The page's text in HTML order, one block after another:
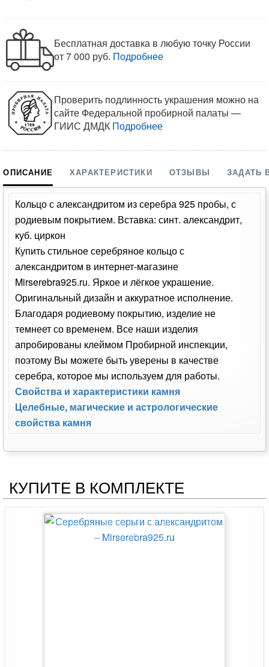
Бесплатная доставка в любую точку России
от 7 000 руб. Подробнее
Проверить подлинность украшения можно на
сайте Федеральной пробирной палаты —
ГИИС ДМДК Подробнее
ОПИСАНИЕ ХАРАКТЕРИСТИКИ ОТЗЫВЫ ЗАДАТЬ
Кольцо с александритом из серебра 925 пробы, с
родиевым покрытием. Вставка: синт. александрит,
куб. циркон
Купить стильное серебряное кольцо с
александритом в интернет-магазине
Mirserebra925.ru. Яркое и лёгкое украшение.
Оригинальный дизайн и аккуратное исполнение.
Благодаря родиевому покрытию, изделие не
темнеет со временем. Все наши изделия
апробированы клеймом Пробирной инспекции,
поэтому Вы можете быть уверены в качестве
серебра, которое мы используем для работы.
Свойства и характеристики камня
Целебные, магические и астрологические
свойства камня
КУПИТЕ В КОМПЛЕКТЕ